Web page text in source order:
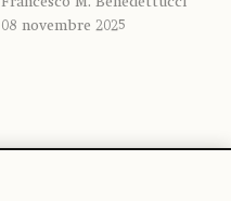
08 novembre 2025